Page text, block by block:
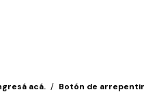
acá. / Botón de